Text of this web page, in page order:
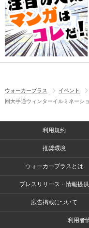
ウォーカープラス イベント
回大手通ウィンターイルミネーシ
利用規約
推奨環境
ウォーカープラスとは
プレスリリース・情報提供
広告掲載について
利用者